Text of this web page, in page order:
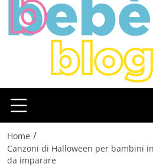
Home /
Canzoni di Halloween per bambini
da imparare